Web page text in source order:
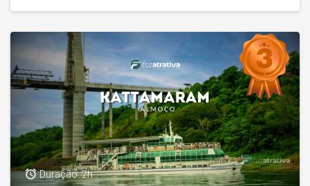
access_alarmDuração: 2h